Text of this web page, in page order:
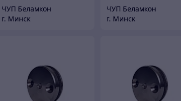
ЧУП Беламкон
г. Минск
ЧУП Беламкон
г. Минск